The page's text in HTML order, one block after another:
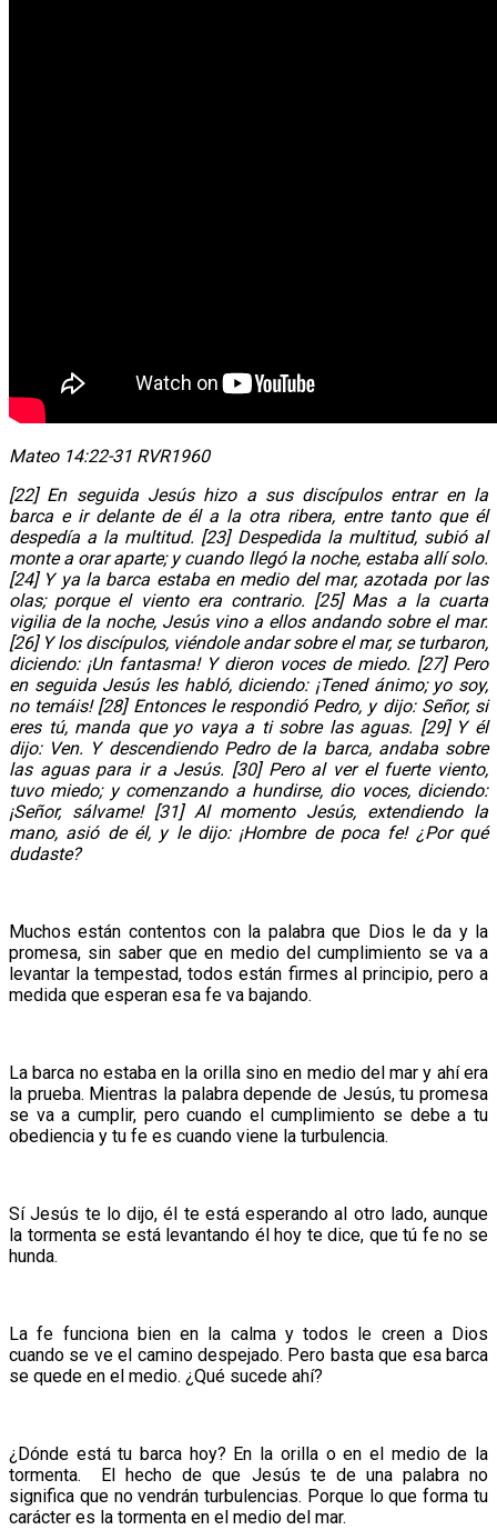
Mateo 14:22-31 RVR1960
[22] En seguida Jesús hizo a sus discípulos entrar en la
barca e ir delante de él a la otra ribera, entre tanto que él
despedía a la multitud. [23] Despedida la multitud, subió al
monte a orar aparte; y cuando llegó la noche, estaba allí solo.
[24] Y ya la barca estaba en medio del mar, azotada por las
olas; porque el viento era contrario. [25] Mas a la cuarta
vigilia de la noche, Jesús vino a ellos andando sobre el mar.
[26] Y los discípulos, viéndole andar sobre el mar, se turbaron,
diciendo: ¡Un fantasma! Y dieron voces de miedo. [27] Pero
en seguida Jesús les habló, diciendo: ¡Tened ánimo; yo soy,
no temáis! [28] Entonces le respondió Pedro, y dijo: Señor, si
eres tú, manda que yo vaya a ti sobre las aguas. [29] Y él
dijo: Ven. Y descendiendo Pedro de la barca, andaba sobre
las aguas para ir a Jesús. [30] Pero al ver el fuerte viento,
tuvo miedo; y comenzando a hundirse, dio voces, diciendo:
¡Señor, sálvame! [31] Al momento Jesús, extendiendo la
mano, asió de él, y le dijo: ¡Hombre de poca fe! ¿Por qué
dudaste?
Muchos están contentos con la palabra que Dios le da y la
promesa, sin saber que en medio del cumplimiento se va a
levantar la tempestad, todos están firmes al principio, pero a
medida que esperan esa fe va bajando.
La barca no estaba en la orilla sino en medio del mar y ahí era
la prueba. Mientras la palabra depende de Jesús, tu promesa
se va a cumplir, pero cuando el cumplimiento se debe a tu
obediencia y tu fe es cuando viene la turbulencia.
Sí Jesús te lo dijo, él te está esperando al otro lado, aunque
la tormenta se está levantando él hoy te dice, que tú fe no se
hunda.
La fe funciona bien en la calma y todos le creen a Dios
cuando se ve el camino despejado. Pero basta que esa barca
se quede en el medio. ¿Qué sucede ahí?
¿Dónde está tu barca hoy? En la orilla o en el medio de la
tormenta. El hecho de que Jesús te de una palabra no
significa que no vendrán turbulencias. Porque lo que forma tu
carácter es la tormenta en el medio del mar.